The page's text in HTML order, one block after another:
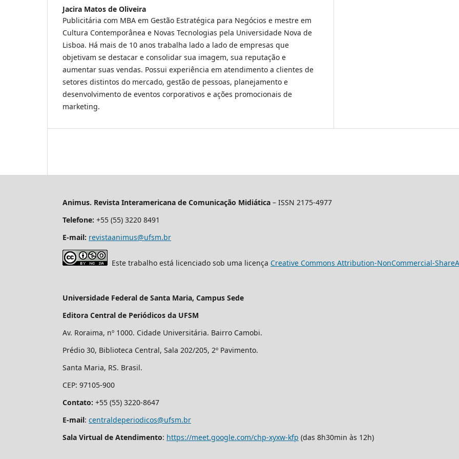
Jacira Matos de Oliveira
Publicitária com MBA em Gestão Estratégica para Negócios e mestre em
Cultura Contemporânea e Novas Tecnologias pela Universidade Nova de
Lisboa. Há mais de 10 anos trabalha lado a lado de empresas que
objetivam se destacar e consolidar sua imagem, sua reputação e
aumentar suas vendas. Possui experiência em atendimento a clientes de
setores distintos do mercado, gestão de pessoas, planejamento e
desenvolvimento de eventos corporativos e ações promocionais de
marketing.
Animus. Revista Interamericana de Comunicação Midiática – ISSN 2175-4977
Telefone: +55 (55) 3220 8491
E-mail: revistaanimus@ufsm.br
Este trabalho está licenciado sob uma licença Creative Commons Attribution-NonCommercial-
Universidade Federal de Santa Maria, Campus Sede
Editora Central de Periódicos da UFSM
Av. Roraima, nº 1000. Cidade Universitária. Bairro Camobi.
Prédio 30, Biblioteca Central, Sala 202/205, 2º Pavimento.
Santa Maria, RS. Brasil.
CEP: 97105-900
Contato: +55 (55) 3220-8647
E-mail: centraldeperiodicos@ufsm.br
Sala Virtual de Atendimento: https://meet.google.com/chp-xyxw-kfp (das 8h30min às 12h)